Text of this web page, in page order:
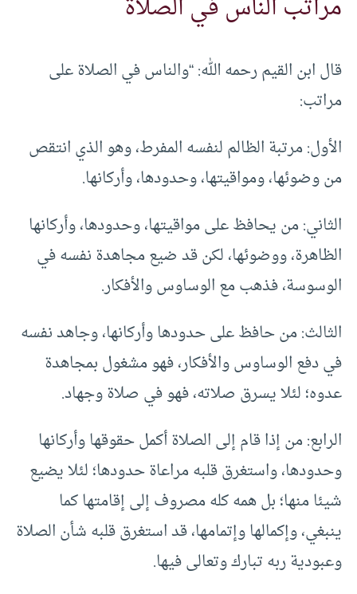
مراتب الناس في الصلاة
قال ابن القيم رحمه الله: “والناس في الصلاة على
مراتب:
الأول: مرتبة الظالم لنفسه المفرط، وهو الذي انتقص
من وضوئها، ومواقيتها، وحدودها، وأركانها.
الثاني: من يحافظ على مواقيتها، وحدودها، وأركانها
الظاهرة، ووضوئها، لكن قد ضيع مجاهدة نفسه في
الوسوسة، فذهب مع الوساوس والأفكار.
الثالث: من حافظ على حدودها وأركانها، وجاهد نفسه
في دفع الوساوس والأفكار، فهو مشغول بمجاهدة
عدوه؛ لئلا يسرق صلاته، فهو في صلاة وجهاد.
الرابع: من إذا قام إلى الصلاة أكمل حقوقها وأركانها
وحدودها، واستغرق قلبه مراعاة حدودها؛ لئلا يضيع
شيئا منها؛ بل همه كله مصروف إلى إقامتها كما
ينبغي، وإكمالها وإتمامها، قد استغرق قلبه شأن الصلاة
وعبودية ربه تبارك وتعالى فيها.